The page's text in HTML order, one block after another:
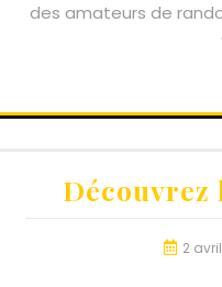
des amateurs de
Découvrez
2